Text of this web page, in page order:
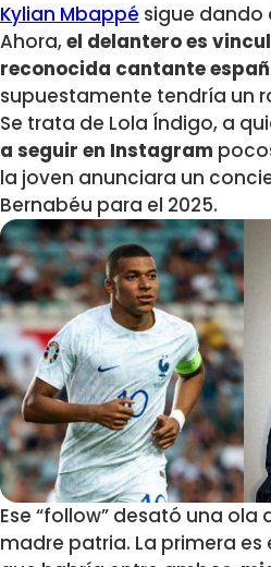
Kylian Mbappé sigue dando
Ahora,el delantero es
reconocida cantante
supuestamente tendría un
Se trata de Lola Índigo, a
a seguir en Instagram
la joven anunciara un
Bernabéu para el 2025.
Ese “follow” desató una ola
madre patria. La primera